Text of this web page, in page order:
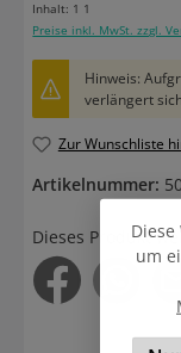
Inhalt: 1 1
Preise inkl. MwSt. zzgl.
Hinweis:
verlängert
Zur Wunschliste
Artikelnummer:
Dieses Produkt
um